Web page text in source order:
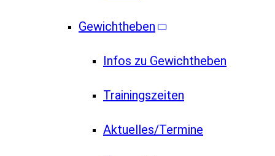
Gewichtheben
Infos zu Gewichtheben
Trainingszeiten
Aktuelles/Termine